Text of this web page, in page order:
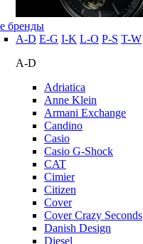
бренды
A-D E-G I-K L-O P-S T-W
A-D
Adriatica
Anne Klein
Armani Exchange
Candino
Casio
Casio G-Shock
CAT
Cimier
Citizen
Cover
Cover Crazy Seconds
Danish Design
Diesel